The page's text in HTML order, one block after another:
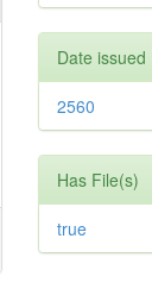
Date issued
2560
Has File(s)
true